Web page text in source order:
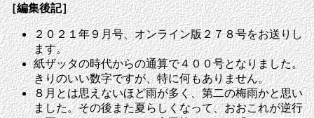
［編集後記］
２０２１年９月号、オンライン版２７８号をお送りし
ます。
紙ザッタの時代からの通算で４００号となりました。
きりのいい数字ですが、特に何もありません。
８月とは思えないほど雨が多く、第二の梅雨かと思い
ました。その後また夏らしくなって、おおこれが逆行